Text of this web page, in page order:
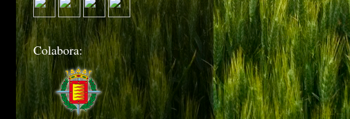
Colabora: